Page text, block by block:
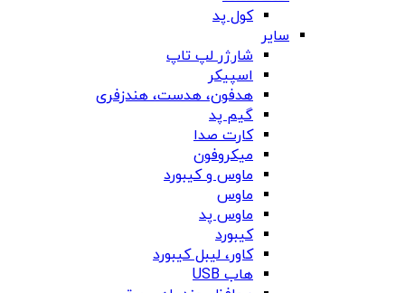
کول پد
سایر
شارژر لپ تاپ
اسپیکر
هدفون، هدست، هندزفری
گیم پد
کارت صدا
میکروفون
ماوس و کیبورد
ماوس
ماوس پد
کیبورد
کاور، لیبل کیبورد
هاب USB